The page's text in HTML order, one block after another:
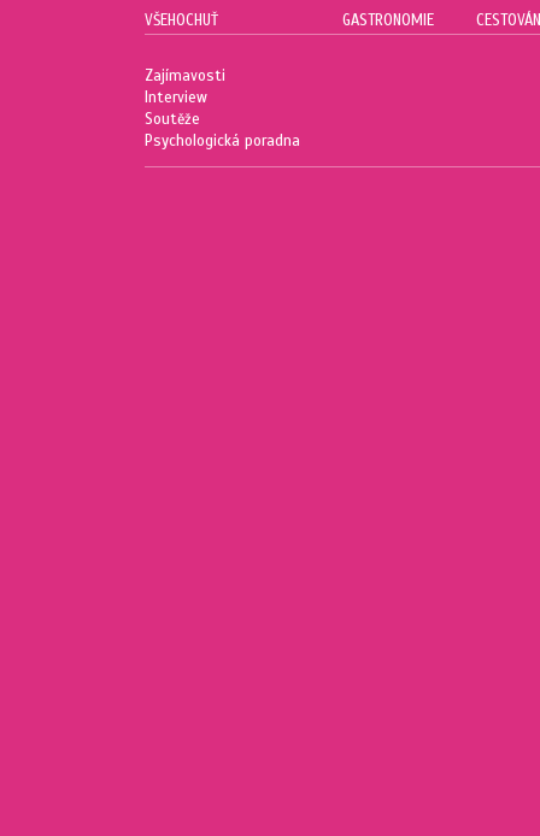
VŠEHOCHUŤ
Zajímavosti
Interview
Soutěže
Psychologická poradna
GASTRONOMIE